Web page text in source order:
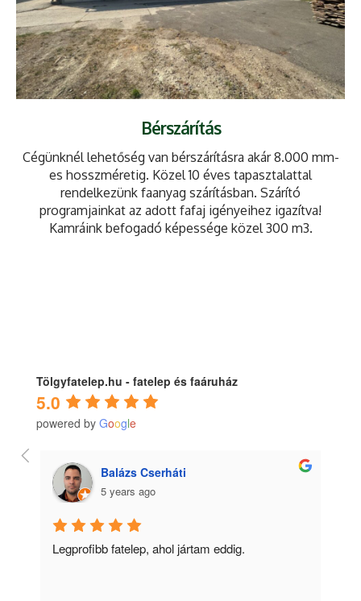
Bérszárítás
Cégünknél lehetőség van bérszárításra akár 8.000 mm-
es hosszméretig. Közel 10 éves tapasztalattal
rendelkezünk faanyag szárításban. Szárító
programjainkat az adott fafaj igényeihez igazítva!
Kamráink befogadó képessége közel 300 m3.
Tölgyfatelep.hu - fatelep és faáruház
5.0
powered by Google
Balázs Cserháti
5 years ago
Legprofibb fatelep, ahol jártam eddig.